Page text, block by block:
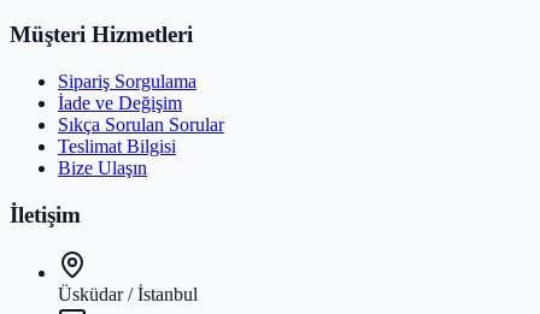
Müşteri Hizmetleri
Sipariş Sorgulama
İade ve Değişim
Sıkça Sorulan Sorular
Teslimat Bilgisi
Bize Ulaşın
İletişim
Üsküdar / İstanbul